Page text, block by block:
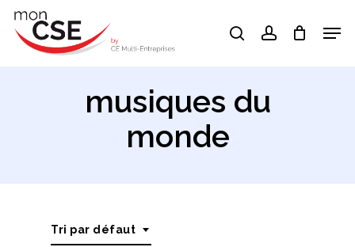
Skip
searchaccount
musiques du
monde
Tri par défaut